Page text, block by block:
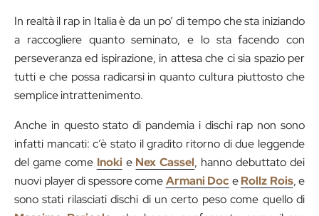
In realtà il rap in Italia è da un po’ di tempo che sta iniziando
a raccogliere quanto seminato, e lo sta facendo con
perseveranza ed ispirazione, in attesa che ci sia spazio per
tutti e che possa radicarsi in quanto cultura piuttosto che
semplice intrattenimento.
Anche in questo stato di pandemia i dischi rap non sono
infatti mancati: c’è stato il gradito ritorno di due leggende
del game come Inoki e Nex Cassel, hanno debuttato dei
nuovi player di spessore comeArmani Doc eRollz Rois, e
sono stati rilasciati dischi di un certo peso come quello di